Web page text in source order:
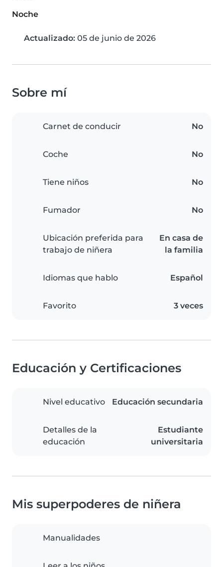
Noche
Actualizado: 05 de junio de 2026
Sobre mí
Carnet de conducir No
Coche No
Tiene niños No
Fumador No
Ubicación preferida para
trabajo de niñera
En casa de
la familia
Idiomas que hablo Español
Favorito 3 veces
Educación y Certificaciones
Nivel educativo Educación secundaria
Detalles de la
educación
Estudiante
universitaria
Mis superpoderes de niñera
Manualidades